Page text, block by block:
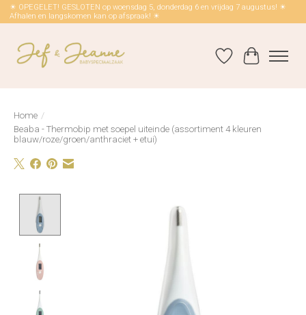
☀ OPEGELET! GESLOTEN op woensdag 5, donderdag 6 en vrijdag 7 augustus! ☀
Afhalen en langskomen kan op afspraak! ☀
Verlanglijst
Home /
Beaba - Thermobip met soepel uiteinde (assortiment 4 kleuren
blauw/roze/groen/anthraciet + etui)